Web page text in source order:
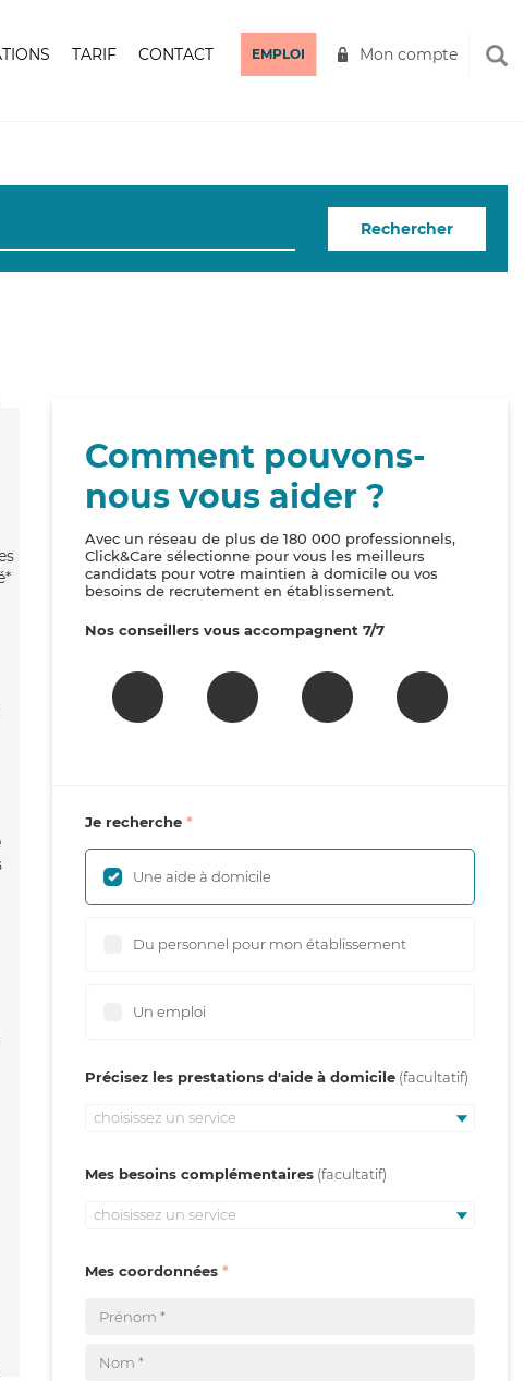
TARIF CONTACT EMPLOI Mon compte
Rechercher
Comment pouvons-
nous vous aider ?
Avec un réseau de plus de 180 000 professionnels,
Click&Care sélectionne pour vous les meilleurs
candidats pour votre maintien à domicile ou vos
besoins de recrutement en établissement.
Nos conseillers vous accompagnent 7/7
Je recherche
Une aide à domicile
Du personnel pour mon établissement
Un emploi
Précisez les prestations d'aide à domicile
choisissez un service
Mes besoins complémentaires
choisissez un service
Mes coordonnées